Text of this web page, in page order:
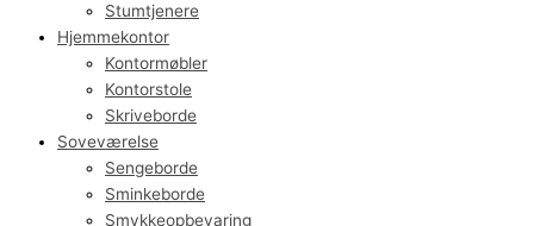
Stumtjenere
Hjemmekontor
Kontormøbler
Kontorstole
Skriveborde
Soveværelse
Sengeborde
Sminkeborde
Smykkeopbevaring